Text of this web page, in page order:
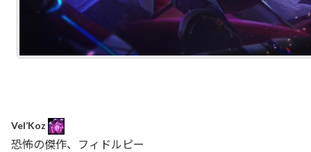
Vel’Koz
恐怖の傑作、フィドルピー